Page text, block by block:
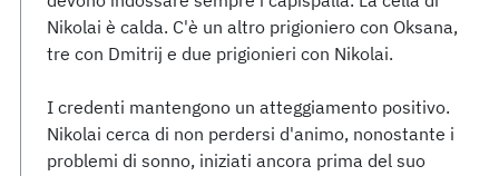
Nikolai è calda. C'è un altro prigioniero con Oksana,
tre con Dmitrij e due prigionieri con Nikolai.
I credenti mantengono un atteggiamento positivo.
Nikolai cerca di non perdersi d'animo, nonostante i
problemi di sonno, iniziati ancora prima del suo